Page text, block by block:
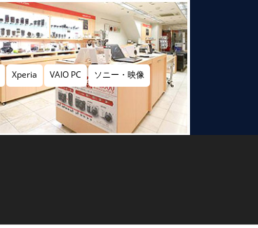
Xperia VAIO PC ソニー・映像